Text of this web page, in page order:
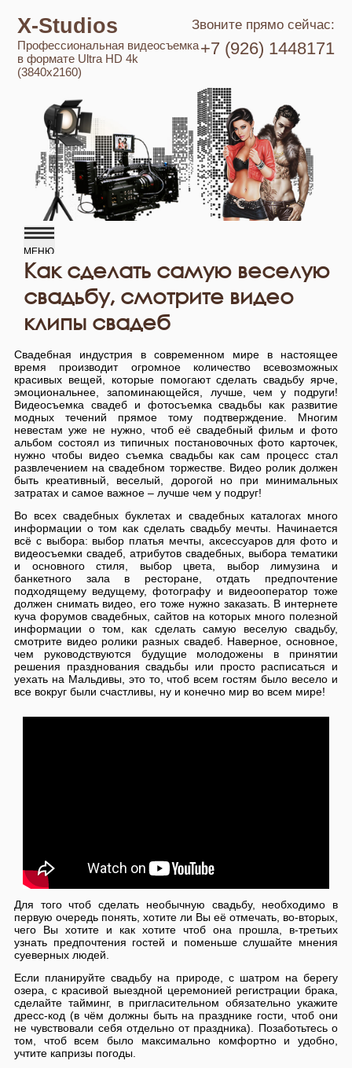
Звоните прямо сейчас:
X-Studios
+7 (926) 1448171
Профессиональная видеосъемка
в формате Ultra HD 4k
(3840x2160)
Как сделать самую веселую
свадьбу, смотрите видео
клипы свадеб
Свадебная индустрия в современном мире в настоящее
время производит огромное количество всевозможных
красивых вещей, которые помогают сделать свадьбу ярче,
эмоциональнее, запоминающейся, лучше, чем у подруги!
Видеосъемка свадеб и фотосъемка свадьбы как развитие
модных течений прямое тому подтверждение. Многим
невестам уже не нужно, чтоб её свадебный фильм и фото
альбом состоял из типичных постановочных фото карточек,
нужно чтобы видео съемка свадьбы как сам процесс стал
развлечением на свадебном торжестве. Видео ролик должен
быть креативный, веселый, дорогой но при минимальных
затратах и самое важное – лучше чем у подруг!
Во всех свадебных буклетах и свадебных каталогах много
информации о том как сделать свадьбу мечты. Начинается
всё с выбора: выбор платья мечты, аксессуаров для фото и
видеосъемки свадеб, атрибутов свадебных, выбора тематики
и основного стиля, выбор цвета, выбор лимузина и
банкетного зала в ресторане, отдать предпочтение
подходящему ведущему, фотографу и видеооператор тоже
должен снимать видео, его тоже нужно заказать. В интернете
куча форумов свадебных, сайтов на которых много полезной
информации о том, как сделать самую веселую свадьбу,
смотрите видео ролики разных свадеб. Наверное, основное,
чем руководствуются будущие молодожены в принятии
решения празднования свадьбы или просто расписаться и
уехать на Мальдивы, это то, чтоб всем гостям было весело и
все вокруг были счастливы, ну и конечно мир во всем мире!
Для того чтоб сделать необычную свадьбу, необходимо в
первую очередь понять, хотите ли Вы её отмечать, во-вторых,
чего Вы хотите и как хотите чтоб она прошла, в-третьих
узнать предпочтения гостей и поменьше слушайте мнения
суеверных людей.
Если планируйте свадьбу на природе, с шатром на берегу
озера, с красивой выездной церемонией регистрации брака,
сделайте тайминг, в пригласительном обязательно укажите
дресс-код (в чём должны быть на празднике гости, чтоб они
не чувствовали себя отдельно от праздника). Позаботьтесь о
том, чтоб всем было максимально комфортно и удобно,
учтите капризы погоды.